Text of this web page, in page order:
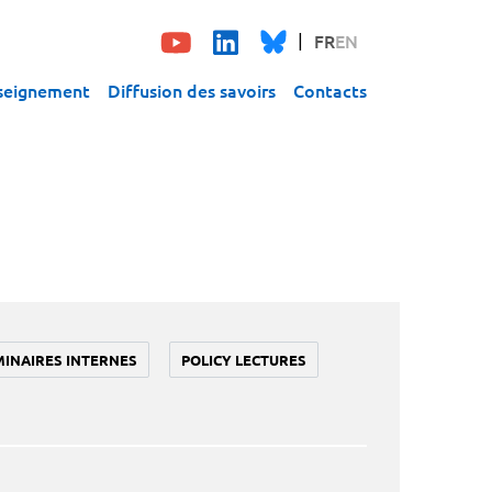
FREN
Diffusion des savoirs Contacts
INTERNES POLICY LECTURES